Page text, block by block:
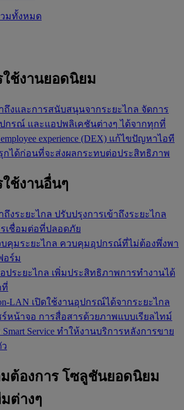
มทั้งหมด
ช้งานยอดนิยม
ถึงและการสนับสนุนจากระยะไกล จัดการ
กรณ์ และแอปพลิเคชันต่างๆ ได้จากทุกที่
experience (DEX) แก้ไขปัญหาไอที
กได้ก่อนที่จะส่งผลกระทบต่อประสิทธิภาพ
ช้งานอื่นๆ
ถึงระยะไกล ปรับปรุงการเข้าถึงระยะไกล
เชื่อมต่อที่ปลอดภัย
คุมระยะไกล ควบคุมอุปกรณ์ที่ไม่ต้องพึ่งพา
อร์ม
ประยะไกล เพิ่มประสิทธิภาพการทำงานได้
ที่
LAN เปิดใช้งานอุปกรณ์ได้จากระยะไกล
หน้าจอ การสื่อสารด้วยภาพแบบเรียลไทม์
Service ทำให้งานบริการหลังการขาย
ต้องการ โซลูชันยอดนิยม
ต่างๆ